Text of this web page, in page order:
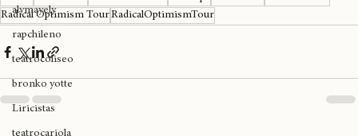
mikaela
alymayely
rapchileno
teatrocoliseo
bronko yotte
Liricistas
Ñuñoa DGMedios Estadio NacionalDua Lipa DGmedios
Radical Optimism Tour